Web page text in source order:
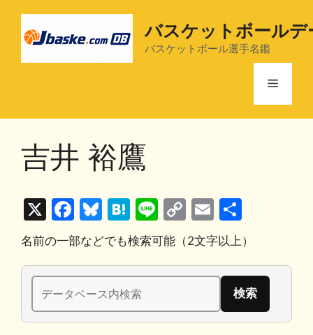
バスケットボールデ
バスケットボール選手名鑑
メ
吉井 裕鷹
X
F
a
c
e
b
o
Bl
u
e
s
k
y
H
at
e
n
a
Li
n
e
C
o
p
y
n
E
m
ai
l
有
名前の一部などでも検索可能（2文字以上）
検
索: